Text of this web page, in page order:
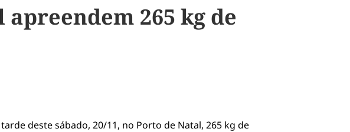
265 kg de
deste sábado, 20/11, no Porto de Natal, 265 kg de